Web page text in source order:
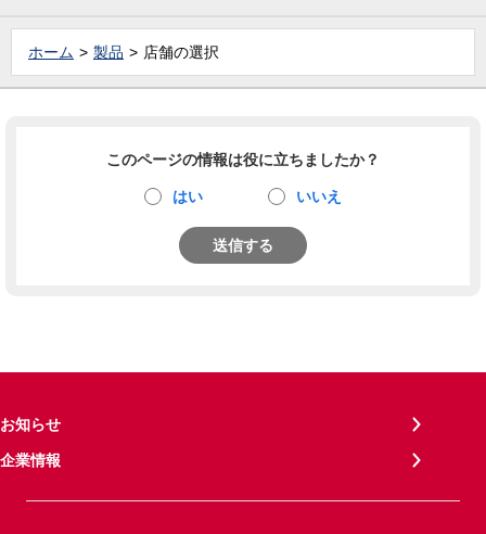
ホーム 製品 店舗の選択
このページの情報は役に立ちましたか？
はい いいえ
送信する
お知らせ
企業情報